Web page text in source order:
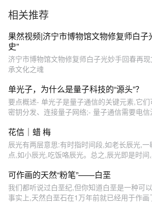
会，跟我一起走进被AI包围
的世界吧。#盲人博士生黄莺
#2025云栖大会#2025云栖大
会直击 #阿里巴巴#ai新星计
划
相关推荐
果然视频|济宁市博物馆文物修复师白子
史”
济宁市博物馆文物修复师白子光妙手回春再
承文化之魂
单光子，为什么是量子科技的“源头”？
要点概述- 单光子是量子通信的关键元素,它
密钥分发、连接量子网络;- 量子通信需要电信
花信｜蜡 梅
辰光有两层意思:有时指时间段,如老长辰光,
点,如小辰光,吃饭咯辰光。总之,辰光即是时间
可作画的天然“粉笔”——白垩
我们都听说过白垩纪,但你知道白垩是一种可
事实上,天然白垩石在1万年前就已经用于作画